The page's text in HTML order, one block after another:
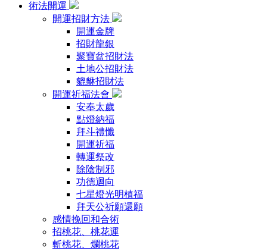
術法開運
開運招財方法
開運金牌
招財龍銀
聚寶盆招財法
土地公招財法
貔貅招財法
開運祈福法會
安奉太歲
點燈納福
拜斗禮懺
開運祈福
轉運祭改
除陰制邪
功德迴向
七星燈光明植福
拜天公祈願還願
感情挽回和合術
招桃花、桃花運
斬桃花、爛桃花